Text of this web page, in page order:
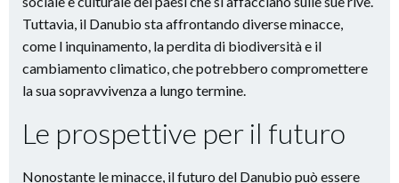
Tuttavia, il Danubio sta affrontando diverse minacce,
come l inquinamento, la perdita di biodiversità e il
cambiamento climatico, che potrebbero compromettere
la sua sopravvivenza a lungo termine.
Le prospettive per il futuro
Nonostante le minacce, il futuro del Danubio può essere